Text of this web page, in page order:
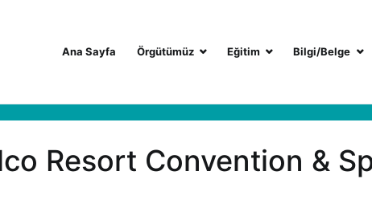
Ana Sayfa Örgütümüz Eğitim Bilgi/Belge
Resort Convention &